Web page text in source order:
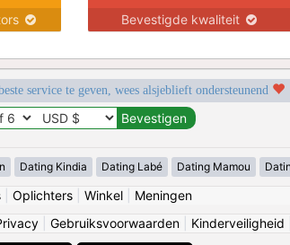
Bevestigde kwaliteit
service te geven, wees alsjeblieft ondersteunend
Dating Kindia Dating Labé Dating Mamou
| Oplichters| Winkel| Meningen
Gebruiksvoorwaarden Kinderveiligheid